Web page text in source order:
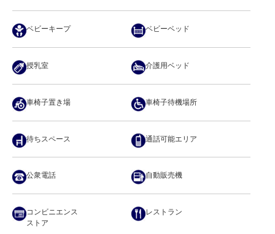
ベビーキープ ベビーベッド
授乳室 介護用ベッド
車椅子置き場 車椅子待機場所
待ちスペース 通話可能エリア
公衆電話 自動販売機
コンビニエンス
ストア
レストラン